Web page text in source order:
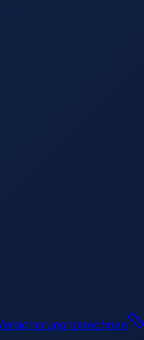
berechnen